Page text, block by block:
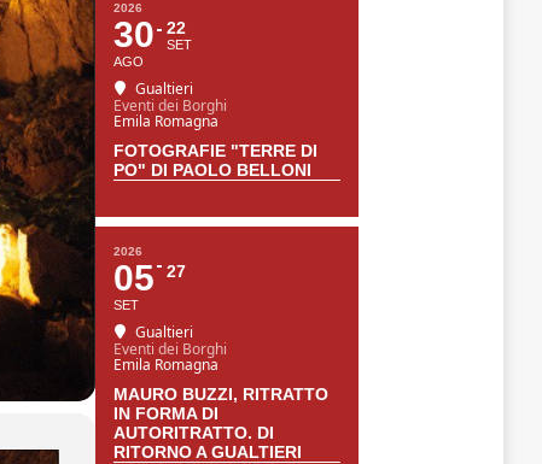
2026
30
AGO
22
SET
Gualtieri
Eventi dei Borghi
Emila Romagna
FOTOGRAFIE "TERRE DI
PO" DI PAOLO BELLONI
2026
05
SET
27
Gualtieri
Eventi dei Borghi
Emila Romagna
MAURO BUZZI, RITRATTO
IN FORMA DI
AUTORITRATTO. DI
RITORNO A GUALTIERI